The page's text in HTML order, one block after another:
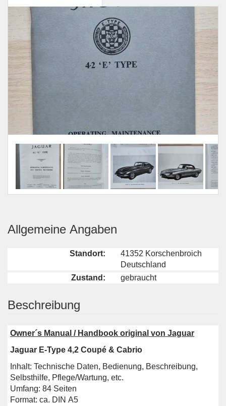
Allgemeine Angaben
Standort:
41352 Korschenbroich
Deutschland
Zustand:
gebraucht
Beschreibung
Owner´s Manual / Handbook original von Jaguar
Jaguar E-Type 4,2 Coupé & Cabrio
Inhalt: Technische Daten, Bedienung, Beschreibung,
Selbsthilfe, Pflege/Wartung, etc.
Umfang: 84 Seiten
Format: ca. DIN A5